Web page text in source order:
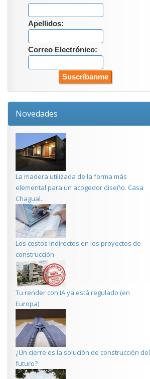
Apellidos:
Correo Electrónico:
Novedades
La madera utilizada de la forma más
elemental para un acogedor diseño. Casa
Chagual.
Los costos indirectos en los proyectos de
construcción
Tu render con IA ya está regulado (en
Europa)
¿Un cierre es la solución de construcción del
futuro?